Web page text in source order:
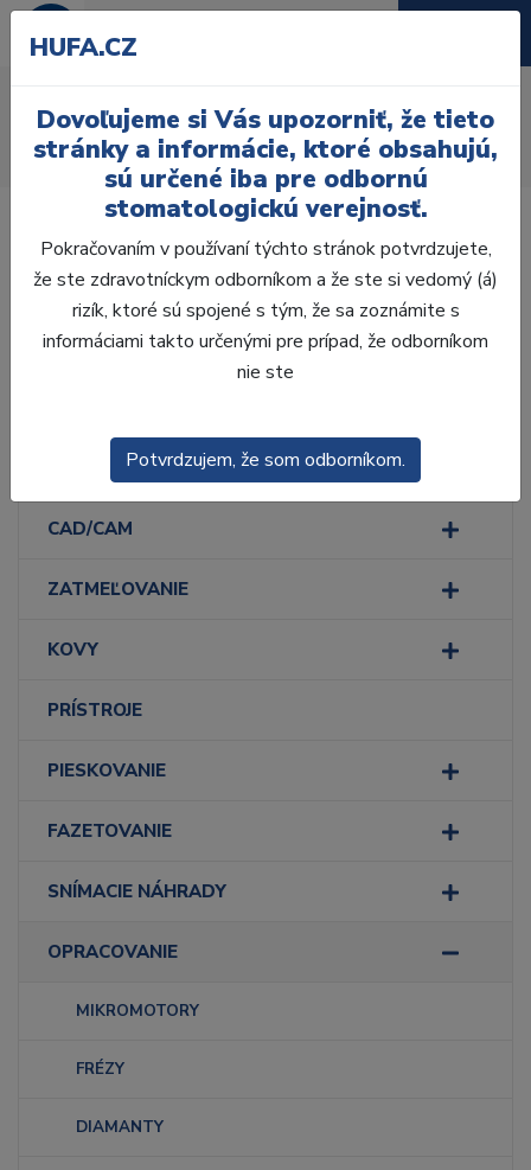
Úvod Laboratórium, Zub. technika
Opracovanie
Mikromotory
Laboratórium, Zub.
technika
VOSKOVÁ MODELÁCIA
CAD/CAM
ZATMEĽOVANIE
KOVY
PRÍSTROJE
PIESKOVANIE
FAZETOVANIE
SNÍMACIE NÁHRADY
OPRACOVANIE
MIKROMOTORY
FRÉZY
DIAMANTY
HUFA.CZ
Dovoľujeme si Vás upozorniť, že tieto
stránky a informácie, ktoré obsahujú,
sú určené iba pre odbornú
stomatologickú verejnosť.
Pokračovaním v používaní týchto stránok potvrdzujete,
že ste zdravotníckym odborníkom a že ste si vedomý (á)
rizík, ktoré sú spojené s tým, že sa zoznámite s
informáciami takto určenými pre prípad, že odborníkom
nie ste
Potvrdzujem, že som odborníkom.